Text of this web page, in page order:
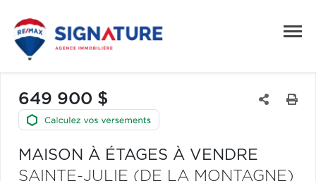
649 900 $
MAISON À ÉTAGES À VENDRE
SAINTE-JULIE (DE LA MONTAGNE)